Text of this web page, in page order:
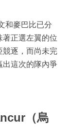
和麥巴比已分
著正選左翼的位
競逐，而尚未完
出這次的隊內爭
（烏